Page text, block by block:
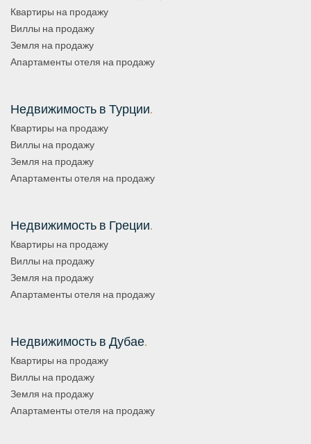
Квартиры на продажу
Виллы на продажу
Земля на продажу
Апартаменты отеля на продажу
Недвижимость в Турции.
Квартиры на продажу
Виллы на продажу
Земля на продажу
Апартаменты отеля на продажу
Недвижимость в Греции.
Квартиры на продажу
Виллы на продажу
Земля на продажу
Апартаменты отеля на продажу
Недвижимость в Дубае.
Квартиры на продажу
Виллы на продажу
Земля на продажу
Апартаменты отеля на продажу